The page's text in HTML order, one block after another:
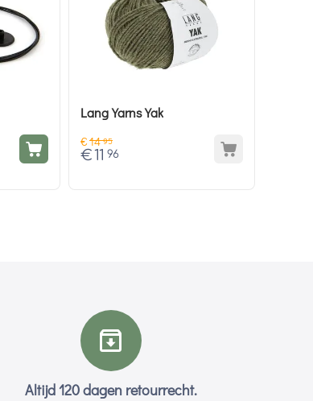
Lang Yarns Yak
€14 95
€11 96
Altijd 120 dagen retourrecht.